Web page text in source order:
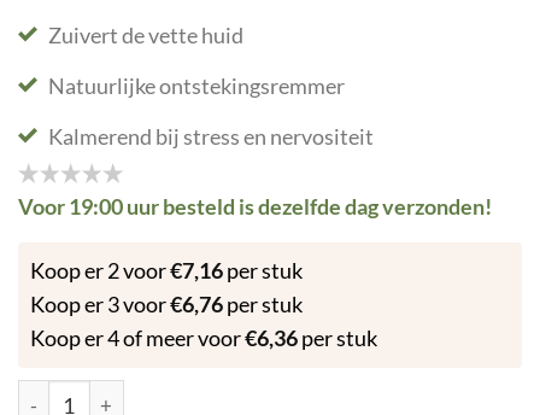
Zuivert de vette huid
Natuurlijke ontstekingsremmer
Kalmerend bij stress en nervositeit
Voor 19:00 uur besteld is dezelfde dag verzonden!
Koop er 2 voor€7,16per stuk
Koop er 3 voor€6,76per stuk
Koop er 4 of meer voor€6,36per stuk
Pomerans - Etherische Olie - 10ml aantal